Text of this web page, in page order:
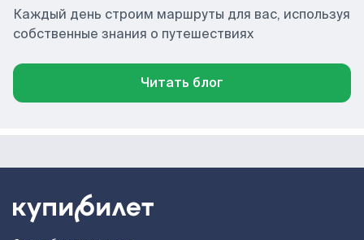
Каждый день строим маршруты для вас, используя
собственные знания о путешествиях
Читать блог